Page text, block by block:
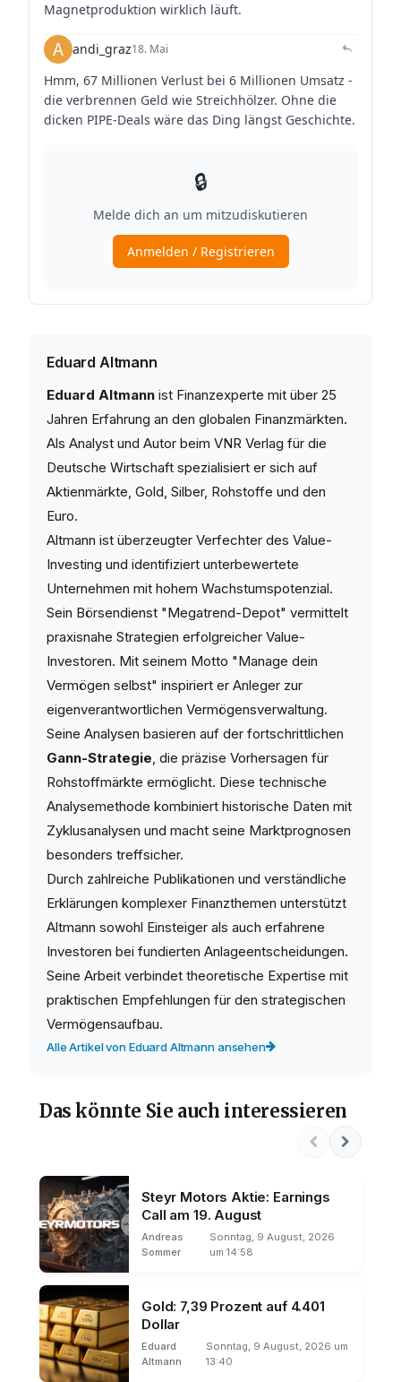
Eduard Altmann
Eduard Altmann ist Finanzexperte mit über 25
Jahren Erfahrung an den globalen Finanzmärkten.
Als Analyst und Autor beim VNR Verlag für die
Deutsche Wirtschaft spezialisiert er sich auf
Aktienmärkte, Gold, Silber, Rohstoffe und den
Euro.
Altmann ist überzeugter Verfechter des Value-
Investing und identifiziert unterbewertete
Unternehmen mit hohem Wachstumspotenzial.
Sein Börsendienst "Megatrend-Depot" vermittelt
praxisnahe Strategien erfolgreicher Value-
Investoren. Mit seinem Motto "Manage dein
Vermögen selbst" inspiriert er Anleger zur
eigenverantwortlichen Vermögensverwaltung.
Seine Analysen basieren auf der fortschrittlichen
Gann-Strategie , die präzise Vorhersagen für
Rohstoffmärkte ermöglicht. Diese technische
Analysemethode kombiniert historische Daten mit
Zyklusanalysen und macht seine Marktprognosen
besonders treffsicher.
Durch zahlreiche Publikationen und verständliche
Erklärungen komplexer Finanzthemen unterstützt
Altmann sowohl Einsteiger als auch erfahrene
Investoren bei fundierten Anlageentscheidungen.
Seine Arbeit verbindet theoretische Expertise mit
praktischen Empfehlungen für den strategischen
Vermögensaufbau.
Alle Artikel von Eduard Altmann ansehen
Das könnte Sie auch interessieren
Steyr Motors Aktie: Earnings
Call am 19. August
Andreas
Sommer
Sonntag, 9 August, 2026
um 14:58
Gold: 7,39 Prozent auf 4.401
Dollar
Eduard
Altmann
Sonntag, 9 August, 2026 um
13:40